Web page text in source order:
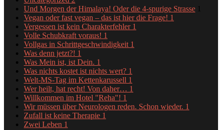
Und Morgen der Himalaya! Oder die 4-spurige Strasse 1
Vegan oder fast vegan – das ist hier die Frage! 1
Vergessen ist kein Charakterfehler 1
Volle Schubkraft voraus! 1
Vollgas in Schrittgeschwindigkeit 1
Was denn jetzt?! 1
Was Mein ist, ist Dein. 1
Was nichts kostet ist nichts wert? 1
Welt-MS-Tag im Kettenkarussell 1
Wer heilt, hat recht! Von daher… 1
Willkommen im Hotel "Reha"! 1
Wir müssen über Neurologen reden. Schon wieder. 1
Zufall ist keine Therapie 1
Zwei Leben 1